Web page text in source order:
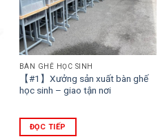
BÀN GHẾ HỌC SINH
【#1】Xưởng sản xuất bàn ghế
học sinh – giao tận nơi
ĐỌC TIẾP